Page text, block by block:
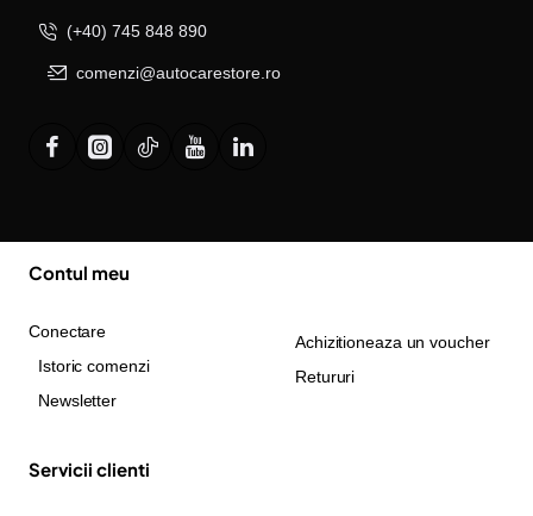
(+40) 745 848 890
comenzi@autocarestore.ro
Contul meu
Conectare
Istoric comenzi
Newsletter
Achizitioneaza un voucher
Retururi
Servicii clienti